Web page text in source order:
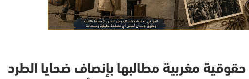
مغربية مطالبها بإنصاف ضحايا الطرد